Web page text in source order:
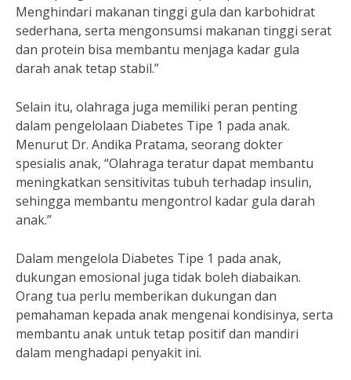
Menghindari makanan tinggi gula dan karbohidrat
sederhana, serta mengonsumsi makanan tinggi serat
dan protein bisa membantu menjaga kadar gula
darah anak tetap stabil.”
Selain itu, olahraga juga memiliki peran penting
dalam pengelolaan Diabetes Tipe 1 pada anak.
Menurut Dr. Andika Pratama, seorang dokter
spesialis anak, “Olahraga teratur dapat membantu
meningkatkan sensitivitas tubuh terhadap insulin,
sehingga membantu mengontrol kadar gula darah
anak.”
Dalam mengelola Diabetes Tipe 1 pada anak,
dukungan emosional juga tidak boleh diabaikan.
Orang tua perlu memberikan dukungan dan
pemahaman kepada anak mengenai kondisinya, serta
membantu anak untuk tetap positif dan mandiri
dalam menghadapi penyakit ini.